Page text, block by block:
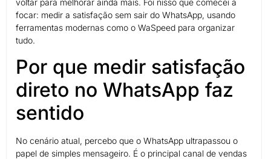
voltar para melhorar ainda mais. Foi nisso que comecei a
focar: medir a satisfação sem sair do WhatsApp, usando
ferramentas modernas como o WaSpeed para organizar
tudo.
Por que medir satisfação
direto no WhatsApp faz
sentido
No cenário atual, percebo que o WhatsApp ultrapassou o
papel de simples mensageiro. É o principal canal de vendas